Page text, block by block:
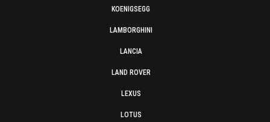
KOENIGSEGG
LAMBORGHINI
LANCIA
LAND ROVER
LEXUS
LOTUS